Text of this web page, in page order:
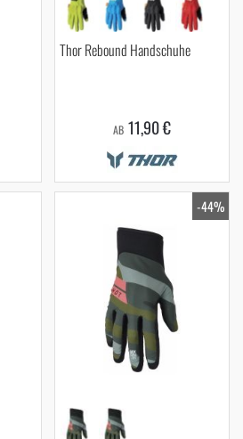
Thor Rebound Handschuhe
AB 11,90 €
-44%